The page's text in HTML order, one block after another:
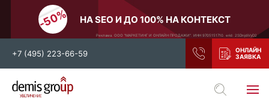
НА SEO И ДО 100% НА КОНТЕКСТ
Реклама. ООО "МАРКЕТИНГ И ОНЛАЙН ПРОДАЖИ". ИНН 9705151710. erid: 2SDnjdiVyD2
+7 (495) 223-66-59
Выберите свой город